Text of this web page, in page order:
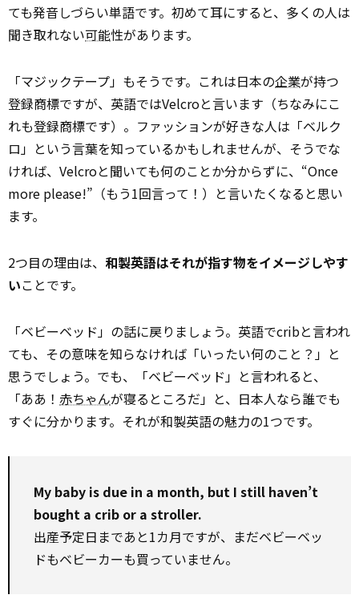
ても発音しづらい単語です。初めて耳にすると、多くの人は
聞き取れない可能性があります。
「マジックテープ」もそうです。これは日本の企業が持つ
登録商標ですが、英語ではVelcroと言います（ちなみにこ
れも登録商標です）。ファッションが好きな人は「ベルク
ロ」という言葉を知っているかもしれませんが、そうでな
ければ、Velcroと聞いても何のことか分からずに、“Once
more please!”（もう1回言って！）と言いたくなると思い
ます。
2つ目の理由は、 和製英語はそれが指す物をイメージしやす
いことです。
「ベビーベッド」の話に戻りましょう。英語でcribと言われ
ても、その意味を知らなければ「いったい何のこと？」と
思うでしょう。でも、「ベビーベッド」と言われると、
「ああ！ 赤ちゃんが寝るところだ」と、日本人なら誰でも
すぐに分かります。それが和製英語の魅力の1つです。
My baby is due in a month, but I still haven’t
bought a crib or a stroller.
出産予定日まであと1カ月ですが、まだベビーベッ
ドもベビーカーも買っていません。